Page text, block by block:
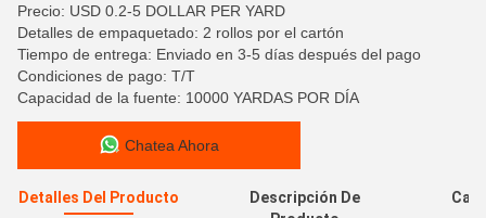
Precio: USD 0.2-5 DOLLAR PER YARD
Detalles de empaquetado: 2 rollos por el cartón
Tiempo de entrega: Enviado en 3-5 días después del pago
Condiciones de pago: T/T
Capacidad de la fuente: 10000 YARDAS POR DÍA
Chatea Ahora
Detalles Del Producto
Descripción De